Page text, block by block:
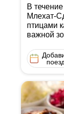
В
Млехат-
птицами
важной